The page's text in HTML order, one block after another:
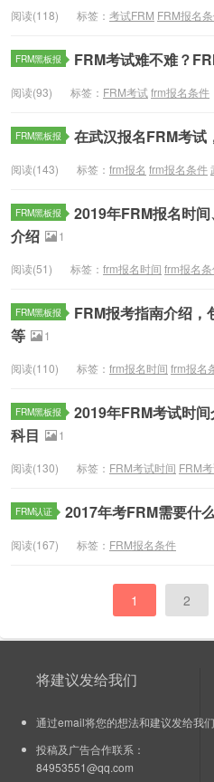
阅读(118) 标签： 考试FRM FRM报名
FRM黑板报 FRM考试难不难？
阅读(93) 标签： FRM考试 frm报名条件
FRM黑板报 在武汉报名FRM考试
阅读(143) 标签： frm报名 frm报名条件
FRM黑板报
2019年FRM报名时
介绍
1
阅读(51) 标签： frm报名时间 frm报名
FRM黑板报
FRM报考指南介绍，
等
1
阅读(110) 标签： frm报名时间 frm报名
FRM黑板报
2019年FRM考试时
科目
1
阅读(130) 标签： FRM考试时间 FRM
FRM认证 2017年考FRM需要什
阅读(167) 标签： FRM报名条件
1 2
将建议发给我们
通过email将您的想法和建议发给我们
投稿及广告合作联系：
84953551@qq.com